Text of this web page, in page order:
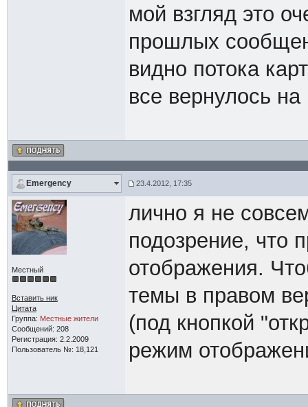
мой взгляд это
прошлых
видно потока
все вернулось на
Emergency 23.4.2012, 17:35
Местный
Вставить ник
Цитата
Группа: Местные жители
Сообщений: 208
Регистрация: 2.2.2009
Пользователь №: 18,121
лично я не
подозрение, что
отображения.
темы в правом
(под кнопкой
режим